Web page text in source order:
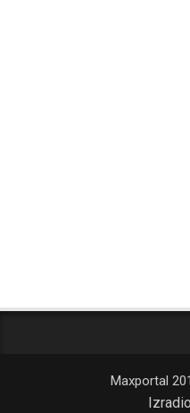
Maxportal